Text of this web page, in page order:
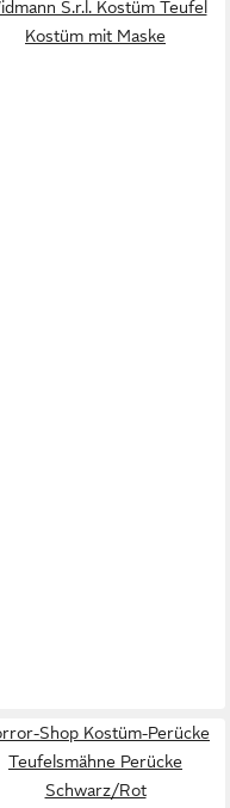
S.r.l. Kostüm Teufel
Kostüm mit Maske
Shop Kostüm-Perücke
Teufelsmähne Perücke
Schwarz/Rot